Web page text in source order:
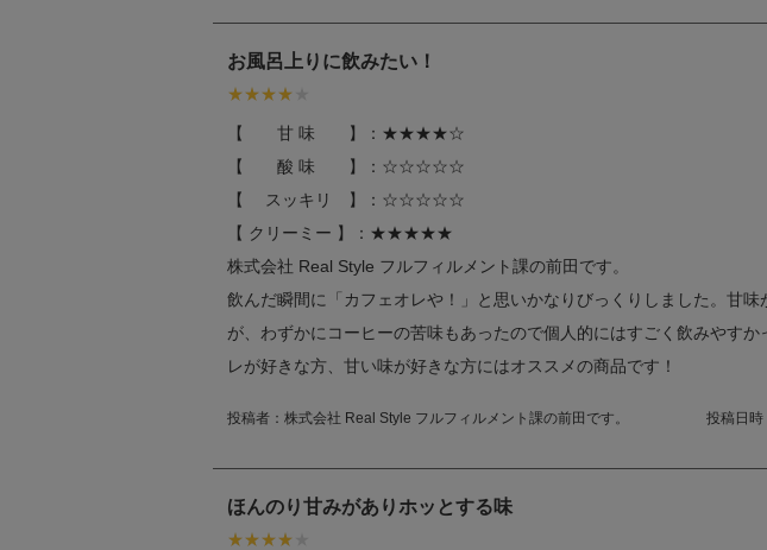
お風呂上りに飲みたい！
【 甘 味 】：★★★★☆
【 酸 味 】：☆☆☆☆☆
【 スッキリ 】：☆☆☆☆☆
【 クリーミー 】：★★★★★
株式会社 Real Style フルフィルメント課の前田です。
飲んだ瞬間に「カフェオレや！」と思いかなりびっくりしました。甘味
が、わずかにコーヒーの苦味もあったので個人的にはすごく飲みやすか
レが好きな方、甘い味が好きな方にはオススメの商品です！
投稿者： 株式会社 Real Style フルフィルメント課の前田です。 投稿日
ほんのり甘みがありホッとする味